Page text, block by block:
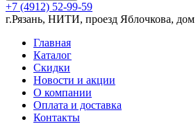
+7 (4912) 52-99-59
г.Рязань, НИТИ, проезд Яблочкова,
Главная
Каталог
Скидки
Новости и акции
О компании
Оплата и доставка
Контакты